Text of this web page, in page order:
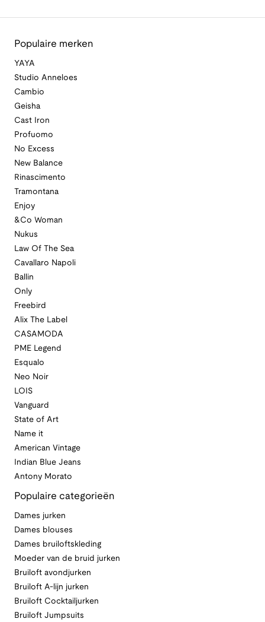
Populaire merken
YAYA
Studio Anneloes
Cambio
Geisha
Cast Iron
Profuomo
No Excess
New Balance
Rinascimento
Tramontana
Enjoy
&Co Woman
Nukus
Law Of The Sea
Cavallaro Napoli
Ballin
Only
Freebird
Alix The Label
CASAMODA
PME Legend
Esqualo
Neo Noir
LOIS
Vanguard
State of Art
Name it
American Vintage
Indian Blue Jeans
Antony Morato
Populaire categorieën
Dames jurken
Dames blouses
Dames bruiloftskleding
Moeder van de bruid jurken
Bruiloft avondjurken
Bruiloft A-lijn jurken
Bruiloft Cocktailjurken
Bruiloft Jumpsuits